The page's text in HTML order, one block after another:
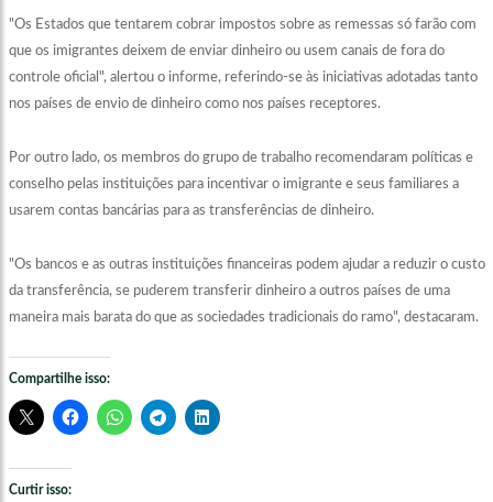
"Os Estados que tentarem cobrar impostos sobre as remessas só farão com
que os imigrantes deixem de enviar dinheiro ou usem canais de fora do
controle oficial", alertou o informe, referindo-se às iniciativas adotadas tanto
nos países de envio de dinheiro como nos países receptores.
Por outro lado, os membros do grupo de trabalho recomendaram políticas e
conselho pelas instituições para incentivar o imigrante e seus familiares a
usarem contas bancárias para as transferências de dinheiro.
"Os bancos e as outras instituições financeiras podem ajudar a reduzir o custo
da transferência, se puderem transferir dinheiro a outros países de uma
maneira mais barata do que as sociedades tradicionais do ramo", destacaram.
Compartilhe isso:
Curtir isso: